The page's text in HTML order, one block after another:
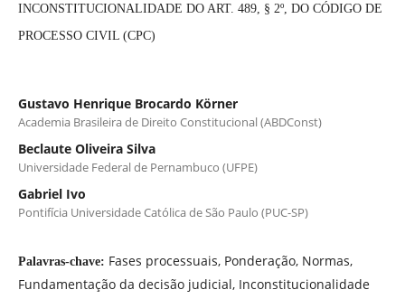
INCONSTITUCIONALIDADE DO ART. 489, § 2º, DO CÓDIGO DE
PROCESSO CIVIL (CPC)
Gustavo Henrique Brocardo Körner
Academia Brasileira de Direito Constitucional (ABDConst)
Beclaute Oliveira Silva
Universidade Federal de Pernambuco (UFPE)
Gabriel Ivo
Pontifícia Universidade Católica de São Paulo (PUC-SP)
Palavras-chave: Fases processuais, Ponderação, Normas,
Fundamentação da decisão judicial, Inconstitucionalidade